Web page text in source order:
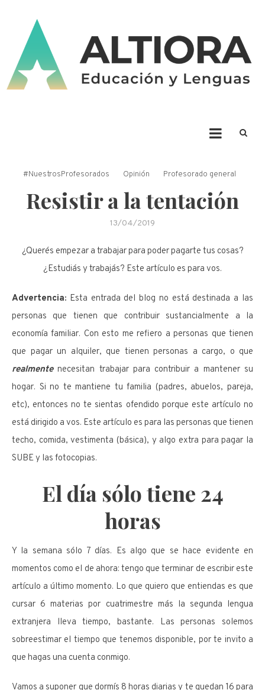
ALTIORA – Educación y
#NuestrosProfesorados Opinión Profesorado general
Resistir a la tentación
13/04/2019
¿Querés empezar a trabajar para poder pagarte tus cosas?
¿Estudiás y trabajás? Este artículo es para vos.
Advertencia: Esta entrada del blog no está destinada a las
personas que tienen que contribuir sustancialmente a la
economía familiar. Con esto me refiero a personas que tienen
que pagar un alquiler, que tienen personas a cargo, o que
realmentenecesitan trabajar para contribuir a mantener su
hogar. Si no te mantiene tu familia (padres, abuelos, pareja,
etc), entonces no te sientas ofendido porque este artículo no
está dirigido a vos. Este artículo es para las personas que tienen
techo, comida, vestimenta (básica), y algo extra para pagar la
SUBE y las fotocopias.
El día sólo tiene 24
horas
Y la semana sólo 7 días. Es algo que se hace evidente en
momentos como el de ahora: tengo que terminar de escribir este
artículo a último momento. Lo que quiero que entiendas es que
cursar 6 materias por cuatrimestre más la segunda lengua
extranjera lleva tiempo, bastante. Las personas solemos
sobreestimar el tiempo que tenemos disponible, por te invito a
que hagas una cuenta conmigo.
Vamos a suponer que dormís 8 horas diarias y te quedan 16 para